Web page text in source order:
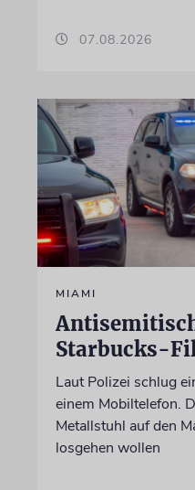
07.08.2026
MIAMI
Starbucks-
Laut Polizei schlug
einem Mobiltelefon.
Metallstuhl auf den
losgehen wollen